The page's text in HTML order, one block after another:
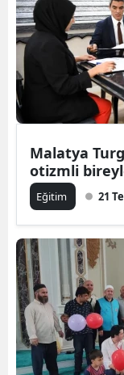
Malatya
otizmli
Eğitim 21